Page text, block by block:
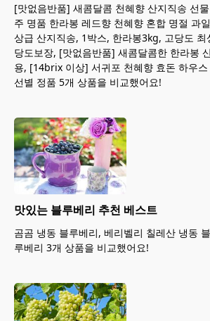
[맛없음반품] 새콤달콤 천혜향 산지직송 선
주 명품 한라봉 레드향 천혜향 혼합 명절 과
상급 산지직송, 1박스, 한라봉3kg, 고당도
당도보장, [맛없음반품] 새콤달콤한 한라봉
용, [14brix 이상] 서귀포 천혜향 효돈 하우
선별 정품 5개 상품을 비교했어요!
맛있는 블루베리 추천 베스트
곰곰 냉동 블루베리, 베리벨리 칠레산 냉동
루베리 3개 상품을 비교했어요!